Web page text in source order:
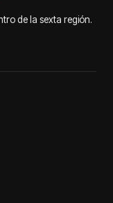
de la sexta región.